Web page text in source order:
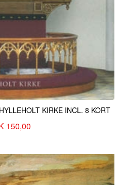
KIRKE INCL. 8 KORT
150,00